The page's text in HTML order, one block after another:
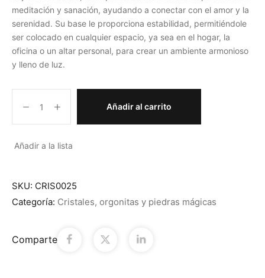
meditación y sanación, ayudando a conectar con el amor y la
serenidad. Su base le proporciona estabilidad, permitiéndole
ser colocado en cualquier espacio, ya sea en el hogar, la
oficina o un altar personal, para crear un ambiente armonioso
y lleno de luz.
Añadir al carrito
Añadir a la lista
SKU: CRIS0025
Categoría: Cristales, orgonitas y piedras mágicas
Comparte